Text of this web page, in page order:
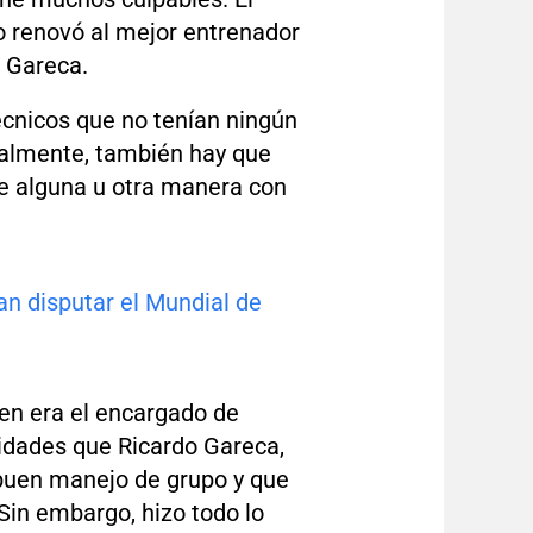
renovó al mejor entrenador
que no tenían ningún
también hay que
alguna u otra manera con
disputar el Mundial de
era el encargado de
que Ricardo Gareca,
manejo de grupo y que
embargo, hizo todo lo